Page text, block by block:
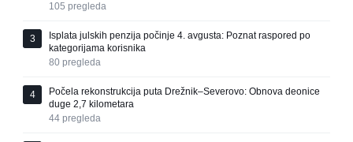
105 pregleda
3
Isplata julskih penzija počinje 4. avgusta: Poznat raspored po
kategorijama korisnika
80 pregleda
4
Počela rekonstrukcija puta Drežnik–Severovo: Obnova deonice
duge 2,7 kilometara
44 pregleda